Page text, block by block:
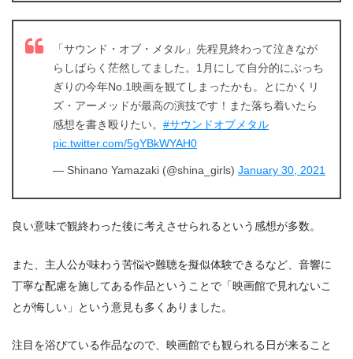
「サウンド・オブ・メタル」先程見終わって泣きなが
らしばらく茫然してました。1月にして自分的にぶっち
ぎりの今年No.1映画を観てしまったかも。とにかくリ
ズ・アーメッドが最高の演技です！また落ち着いたら
感想を書き殴りたい。 #サウンドオブメタル
pic.twitter.com/5gYBkWYAH0
— Shinano Yamazaki (@shina_girls) January 30, 2021
良い意味で観終わった後に考えさせられるという感想が多数。
また、主人公が味わう苦悩や難聴を擬似体験できるなど、音響に
丁寧な配慮を施してある作品ということで「映画館で見れないこ
とが悔しい」という意見も多くありました。
注目を浴びている作品なので、映画館でも観られる日が来ること